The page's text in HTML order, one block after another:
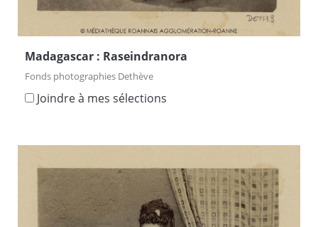
Madagascar : Raseindranora
Fonds photographies Dethève
Joindre à mes sélections